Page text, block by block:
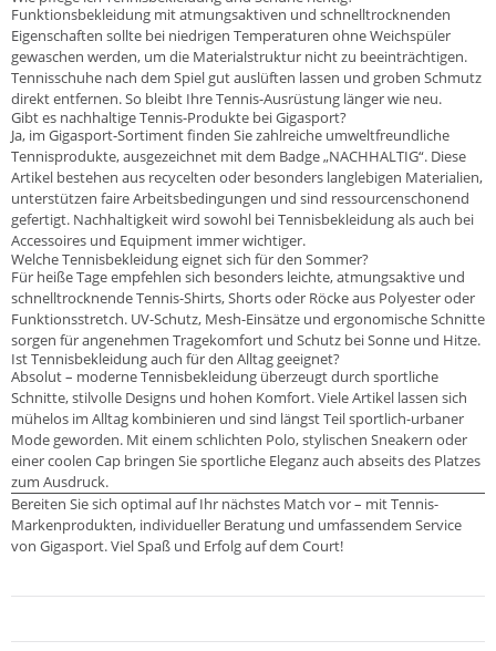
Funktionsbekleidung mit atmungsaktiven und schnelltrocknenden
Eigenschaften sollte bei niedrigen Temperaturen ohne Weichspüler
gewaschen werden, um die Materialstruktur nicht zu beeinträchtigen.
Tennisschuhe nach dem Spiel gut auslüften lassen und groben Schmutz
direkt entfernen. So bleibt Ihre Tennis-Ausrüstung länger wie neu.
Gibt es nachhaltige Tennis-Produkte bei Gigasport?
Ja, im Gigasport-Sortiment finden Sie zahlreiche umweltfreundliche
Tennisprodukte, ausgezeichnet mit dem Badge „NACHHALTIG“. Diese
Artikel bestehen aus recycelten oder besonders langlebigen Materialien,
unterstützen faire Arbeitsbedingungen und sind ressourcenschonend
gefertigt. Nachhaltigkeit wird sowohl bei Tennisbekleidung als auch bei
Accessoires und Equipment immer wichtiger.
Welche Tennisbekleidung eignet sich für den Sommer?
Für heiße Tage empfehlen sich besonders leichte, atmungsaktive und
schnelltrocknende Tennis-Shirts, Shorts oder Röcke aus Polyester oder
Funktionsstretch. UV-Schutz, Mesh-Einsätze und ergonomische Schnitte
sorgen für angenehmen Tragekomfort und Schutz bei Sonne und Hitze.
Ist Tennisbekleidung auch für den Alltag geeignet?
Absolut – moderne Tennisbekleidung überzeugt durch sportliche
Schnitte, stilvolle Designs und hohen Komfort. Viele Artikel lassen sich
mühelos im Alltag kombinieren und sind längst Teil sportlich-urbaner
Mode geworden. Mit einem schlichten Polo, stylischen Sneakern oder
einer coolen Cap bringen Sie sportliche Eleganz auch abseits des Platzes
zum Ausdruck.
Bereiten Sie sich optimal auf Ihr nächstes Match vor – mit Tennis-
Markenprodukten, individueller Beratung und umfassendem Service
von Gigasport. Viel Spaß und Erfolg auf dem Court!